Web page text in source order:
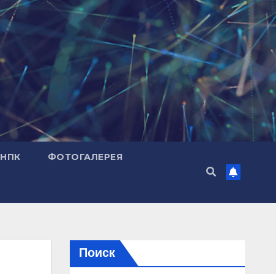
НПК ФОТОГАЛЕРЕЯ
Поиск